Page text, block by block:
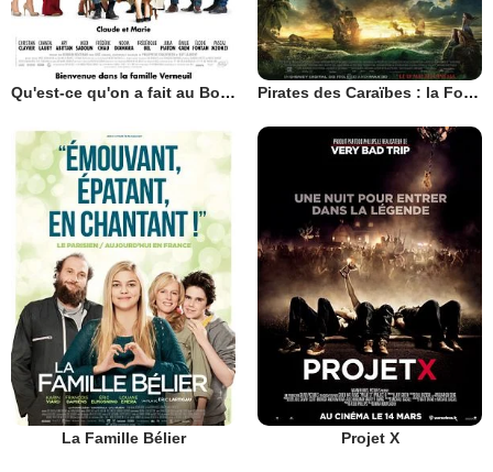
Qu'est-ce qu'on a fait au Bon Dieu? Pirates des Caraïbes : la Fontaine de Jouvence
La Famille Bélier Projet X